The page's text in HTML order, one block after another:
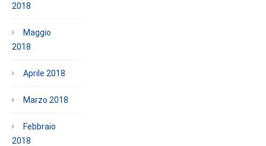
2018
Maggio
2018
Aprile 2018
Marzo 2018
Febbraio
2018